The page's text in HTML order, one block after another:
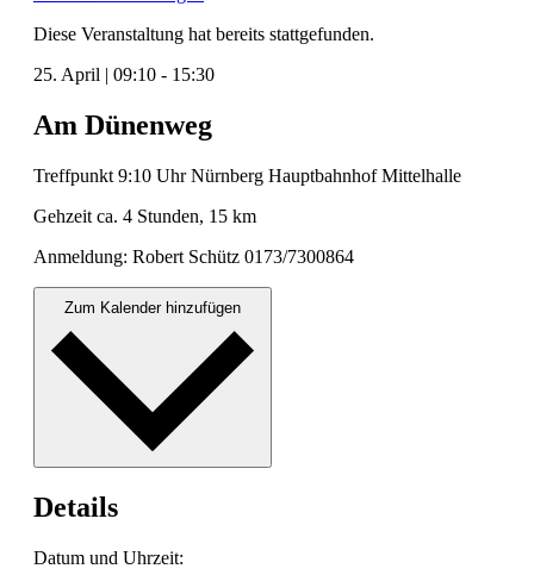
Diese Veranstaltung hat bereits stattgefunden.
25. April | 09:10 - 15:30
Am Dünenweg
Tre­ff­punkt 9:10 Uhr Nürn­berg Haupt­bahn­hof Mit­tel­halle
Gehzeit ca. 4 Stun­den, 15 km
Anmel­dung: Robert Schütz 0173/7300864
Details
Datum und Uhrzeit: